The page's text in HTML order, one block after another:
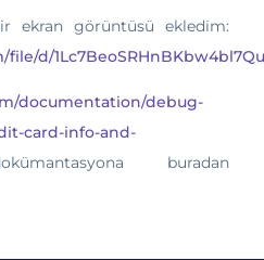
ekran görüntüsü ekledim:
d/
documentation/debug-
card-info-and-
buradan